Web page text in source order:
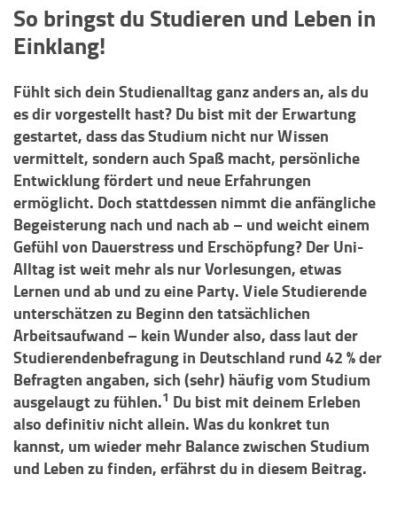
So bringst du Studieren und Leben in
Einklang!
Fühlt sich dein Studienalltag ganz anders an, als du
es dir vorgestellt hast? Du bist mit der Erwartung
gestartet, dass das Studium nicht nur Wissen
vermittelt, sondern auch Spaß macht, persönliche
Entwicklung fördert und neue Erfahrungen
ermöglicht. Doch stattdessen nimmt die anfängliche
Begeisterung nach und nach ab – und weicht einem
Gefühl von Dauerstress und Erschöpfung? Der Uni-
Alltag ist weit mehr als nur Vorlesungen, etwas
Lernen und ab und zu eine Party. Viele Studierende
unterschätzen zu Beginn den tatsächlichen
Arbeitsaufwand – kein Wunder also, dass laut der
Studierendenbefragung in Deutschland rund 42 % der
Befragten angaben, sich (sehr) häufig vom Studium
ausgelaugt zu fühlen.1 Du bist mit deinem Erleben
also definitiv nicht allein. Was du konkret tun
kannst, um wieder mehr Balance zwischen Studium
und Leben zu finden, erfährst du in diesem Beitrag.